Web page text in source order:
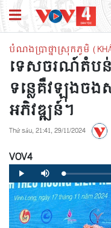
បំណងប្រាថ្នាស្រុកភូមិ
ទេសចរណ៍តំប
ទន្លេគឺវឡុងចង
អភិវឌ្ឍន៍។
Thứ sáu, 21:41, 29/11/2024
VOV4
Play Mute Loaded:
0%
Progress:
0%